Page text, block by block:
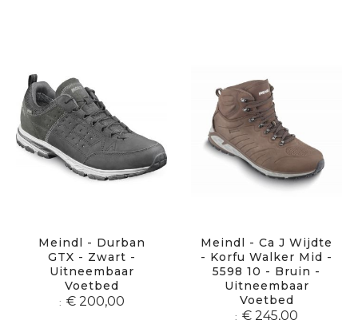
Meindl - Durban
GTX - Zwart -
Uitneembaar
Voetbed
€ 200,00
Meindl - Ca J Wijdte
- Korfu Walker Mid -
5598 10 - Bruin -
Uitneembaar
Voetbed
€ 245,00